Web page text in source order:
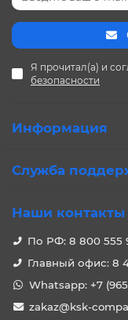
Я прочитал(а) и
безопасности
Информация
Служба
Наши контакты
По РФ: 8 800 555
Главный офис: 8
Whatsapp: +7
zakaz@ksk-